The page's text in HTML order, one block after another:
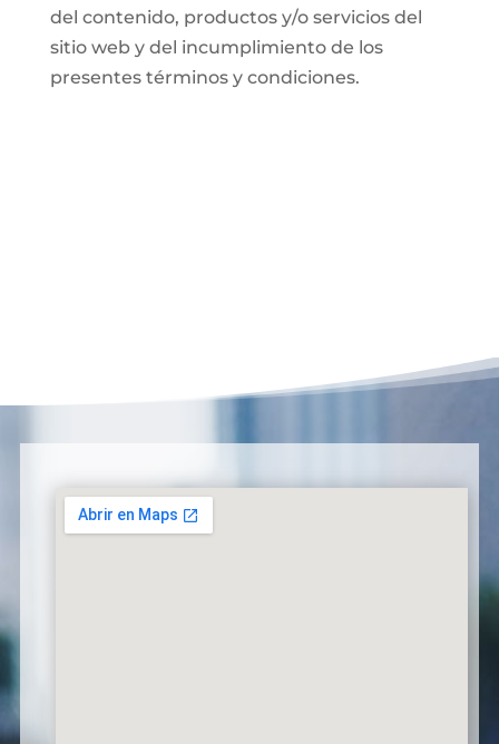
del contenido, productos y/o servicios del
sitio web y del incumplimiento de los
presentes términos y condiciones.